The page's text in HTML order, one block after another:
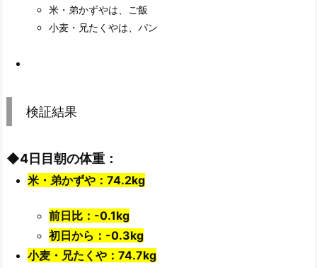
米・弟かずやは、ご飯
小麦・兄たくやは、パン
検証結果
◆4日目朝の体重：
米・弟かずや：74.2kg
前日比：-0.1kg
初日から：-0.3kg
小麦・兄たくや：74.7kg